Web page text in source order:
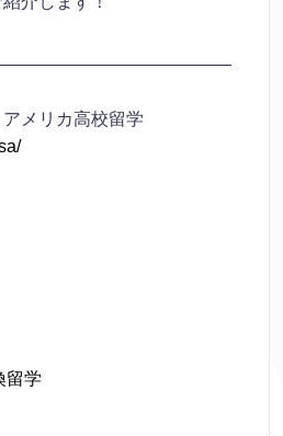
メリカ高校留学
留学